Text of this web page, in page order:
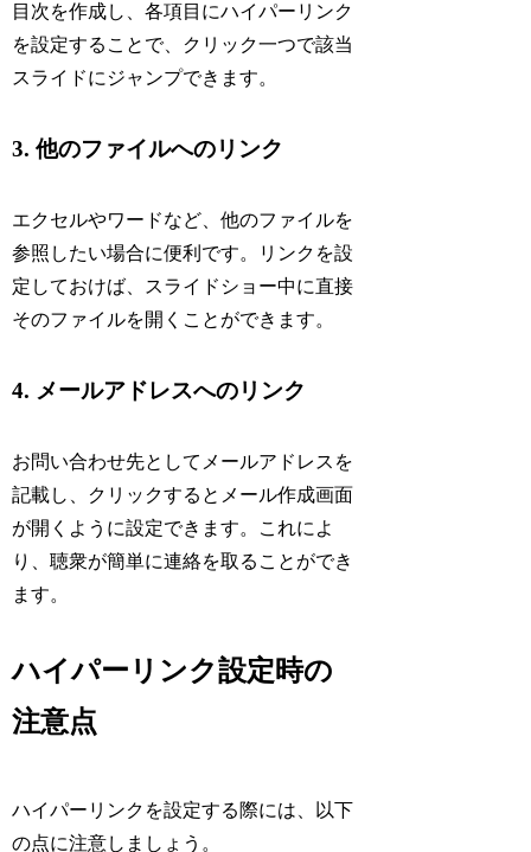
目次を作成し、各項目にハイパーリンク
を設定することで、クリック一つで該当
スライドにジャンプできます。
3. 他のファイルへのリンク
エクセルやワードなど、他のファイルを
参照したい場合に便利です。リンクを設
定しておけば、スライドショー中に直接
そのファイルを開くことができます。
4. メールアドレスへのリンク
お問い合わせ先としてメールアドレスを
記載し、クリックするとメール作成画面
が開くように設定できます。これによ
り、聴衆が簡単に連絡を取ることができ
ます。
ハイパーリンク設定時の
注意点
ハイパーリンクを設定する際には、以下
の点に注意しましょう。